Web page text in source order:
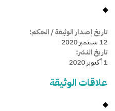
تاريخ إصدار الوثيقة / الحكم:
12 سبتمبر 2020
تاريخ النشر:
1 أكتوبر 2020
علاقات الوثيقة